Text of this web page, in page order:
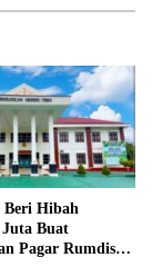
Beri Hibah
Buat
Pagar Rumdis